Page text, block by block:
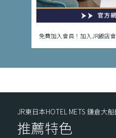
免費加入會員！加入JR飯店
JR東日本HOTEL METS 鎌倉大
推薦特色